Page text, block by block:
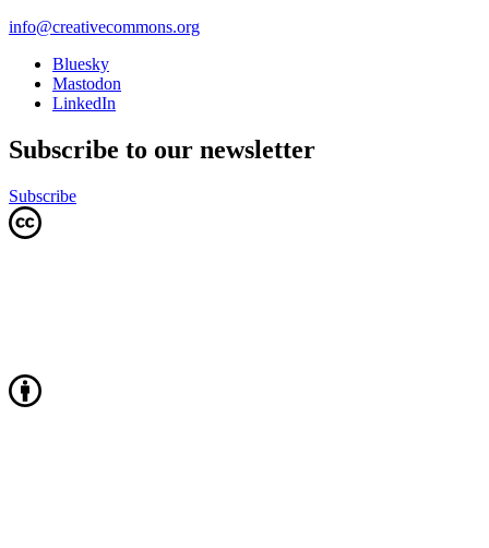
info@creativecommons.org
Bluesky
Mastodon
LinkedIn
Subscribe to our newsletter
Subscribe